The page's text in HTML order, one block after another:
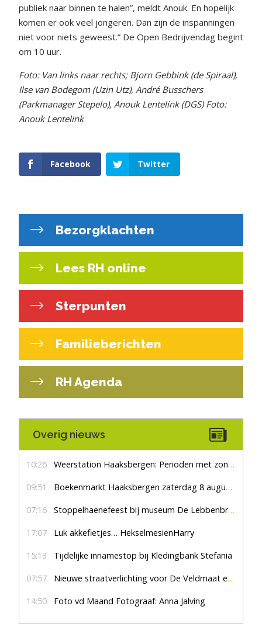
publiek naar binnen te halen”, meldt Anouk. En hopelijk
komen er ook veel jongeren. Dan zijn de inspanningen
niet voor niets geweest.” De Open Bedrijvendag begint
om 10 uur.
Foto: Van links naar rechts; Bjorn Gebbink (de Spiraal),
Ilse van Bodegom (Uzin Utz), André Busschers
(Parkmanager Stepelo), Anouk Lentelink (DGS) Foto:
Anouk Lentelink
Facebook Twitter
Bezorgklachten
Lees RH online
Sterpunten
Familieberichten
RH Agenda
Overig nieuws
10:26 Weerstation Haaksbergen: Perioden met zon en droog
09:51 Boekenmarkt Haaksbergen zaterdag 8 augustus, marktplein Haaksbergen
07:16 Stoppelhaenefeest bij museum De Lebbenbrugge
17:07 Luk akkefietjes… HekselmesienHarry
15:13 Tijdelijke innamestop bij Kledingbank Stefania
07:57 Nieuwe straatverlichting voor De Veldmaat en De Pas
14:50 Foto vd Maand Fotograaf: Anna Jalving